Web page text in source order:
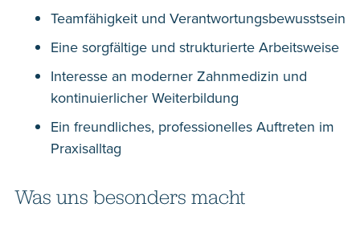
Teamfähigkeit und Verantwortungsbewusstsein
Eine sorgfältige und strukturierte Arbeitsweise
Interesse an moderner Zahnmedizin und
kontinuierlicher Weiterbildung
Ein freundliches, professionelles Auftreten im
Praxisalltag
Was uns besonders macht